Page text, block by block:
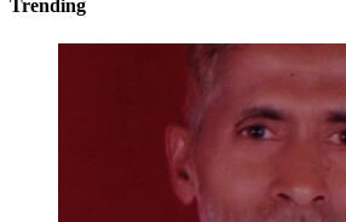
Trending